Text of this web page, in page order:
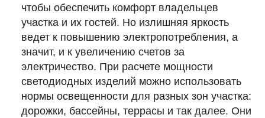
чтобы обеспечить комфорт владельцев
участка и их гостей. Но излишняя яркость
ведет к повышению электропотребления, а
значит, и к увеличению счетов за
электричество. При расчете мощности
светодиодных изделий можно использовать
нормы освещенности для разных зон участка:
дорожки, бассейны, террасы и так далее. Они